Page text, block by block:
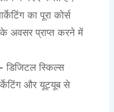
का पूरा कोर्स
अवसर प्राप्त करने में
डिजिटल स्किल्स
और यूट्यूब से